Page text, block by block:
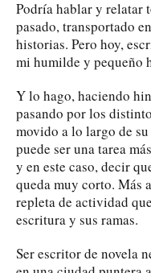
Podría hablar y relatar
pasado, transportado
historias. Pero hoy,
mi humilde y pequeño
Y lo hago, haciendo
pasando por los
movido a lo largo de
puede ser una tarea
y en este caso, decir
queda muy corto. Más
repleta de actividad
escritura y sus ramas.
Ser escritor de novela